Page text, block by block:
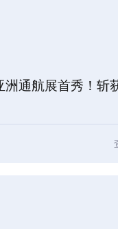
洲通航展首秀！斩